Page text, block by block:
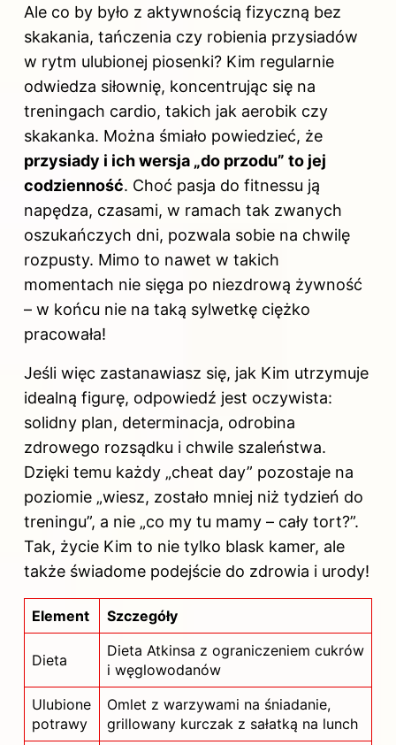
Ale co by było z aktywnością fizyczną bez
skakania, tańczenia czy robienia przysiadów
w rytm ulubionej piosenki? Kim regularnie
odwiedza siłownię, koncentrując się na
treningach cardio, takich jak aerobik czy
skakanka. Można śmiało powiedzieć, że
przysiady i ich wersja „do przodu” to jej
codzienność. Choć pasja do fitnessu ją
napędza, czasami, w ramach tak zwanych
oszukańczych dni, pozwala sobie na chwilę
rozpusty. Mimo to nawet w takich
momentach nie sięga po niezdrową żywność
– w końcu nie na taką sylwetkę ciężko
pracowała!
Jeśli więc zastanawiasz się, jak Kim utrzymuje
idealną figurę, odpowiedź jest oczywista:
solidny plan, determinacja, odrobina
zdrowego rozsądku i chwile szaleństwa.
Dzięki temu każdy „cheat day” pozostaje na
poziomie „wiesz, zostało mniej niż tydzień do
treningu”, a nie „co my tu mamy – cały tort?”.
Tak, życie Kim to nie tylko blask kamer, ale
także świadome podejście do zdrowia i urody!
Element Szczegóły
Dieta
Dieta Atkinsa z ograniczeniem cukrów
i węglowodanów
Ulubione
potrawy
Omlet z warzywami na śniadanie,
grillowany kurczak z sałatką na lunch